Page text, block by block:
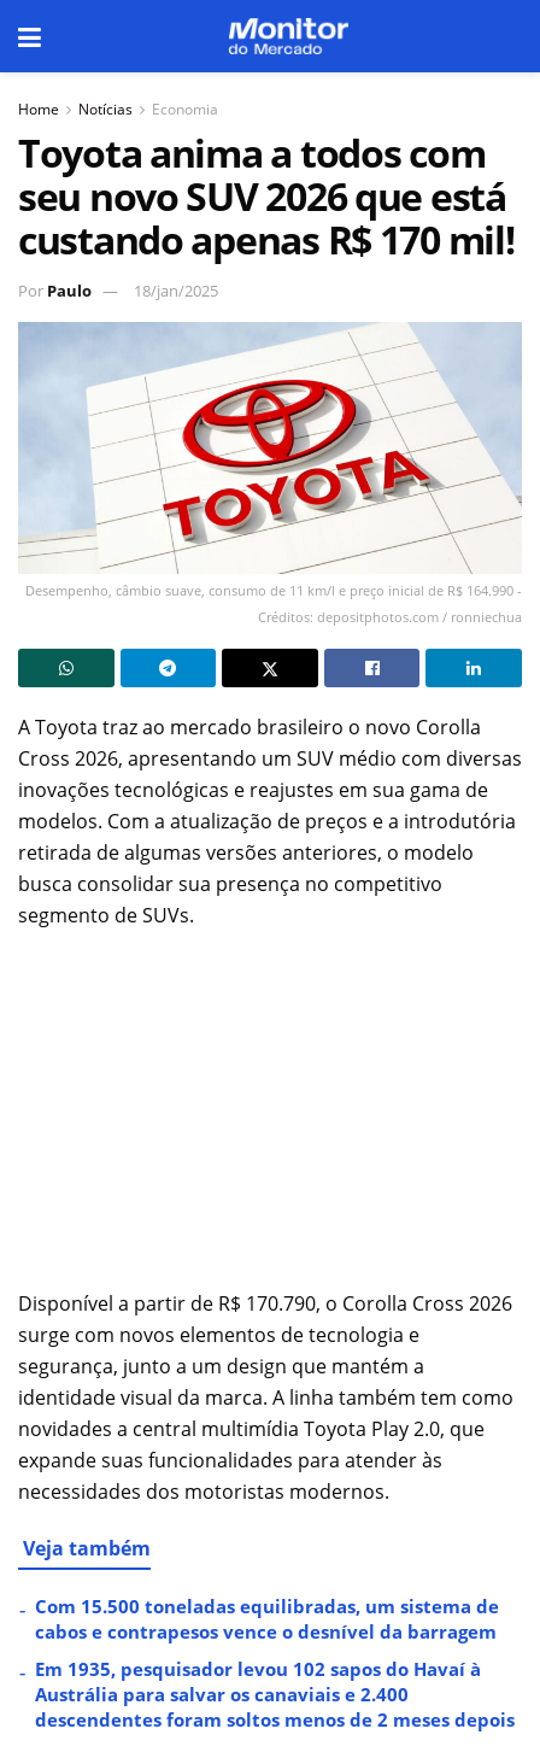
Home Notícias Economia
Toyota anima a todos com
seu novo SUV 2026 que está
custando apenas R$ 170 mil!
Por Paulo 18/jan/2025
Desempenho, câmbio suave, consumo de 11 km/l e preço inicial de R$ 164.990 -
Créditos: depositphotos.com / ronniechua
A Toyota traz ao mercado brasileiro o novo Corolla
Cross 2026, apresentando um SUV médio com diversas
inovações tecnológicas e reajustes em sua gama de
modelos. Com a atualização de preços e a introdutória
retirada de algumas versões anteriores, o modelo
busca consolidar sua presença no competitivo
segmento de SUVs.
Disponível a partir de R$ 170.790, o Corolla Cross 2026
surge com novos elementos de tecnologia e
segurança, junto a um design que mantém a
identidade visual da marca. A linha também tem como
novidades a central multimídia Toyota Play 2.0, que
expande suas funcionalidades para atender às
necessidades dos motoristas modernos.
Veja também
Com 15.500 toneladas equilibradas, um sistema de
cabos e contrapesos vence o desnível da barragem
Em 1935, pesquisador levou 102 sapos do Havaí à
Austrália para salvar os canaviais e 2.400
descendentes foram soltos menos de 2 meses depois